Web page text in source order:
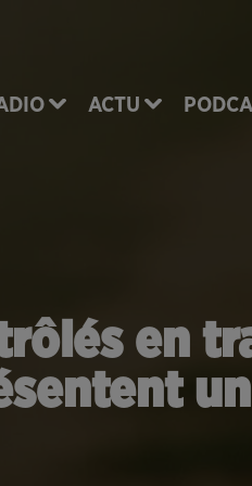
ACTU
en